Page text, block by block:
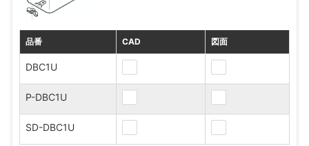
品番 CAD 図面
DBC1U
P-DBC1U
SD-DBC1U